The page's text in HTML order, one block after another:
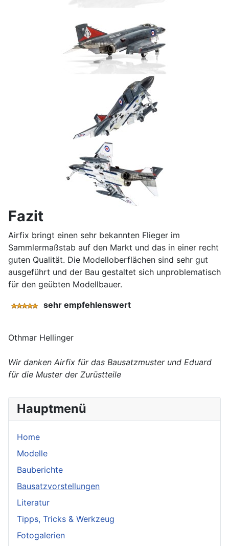
Hauptmenü
Home
Modelle
Bauberichte
Bausatzvorstellungen
Literatur
Tipps, Tricks & Werkzeug
Fotogalerien
Fazit
Airfix bringt einen sehr bekannten Flieger im
Sammlermaßstab auf den Markt und das in einer recht
guten Qualität. Die Modelloberflächen sind sehr gut
ausgeführt und der Bau gestaltet sich unproblematisch
für den geübten Modellbauer.
sehr empfehlenswert
Othmar Hellinger
Wir danken Airfix für das Bausatzmuster und Eduard
für die Muster der Zurüstteile